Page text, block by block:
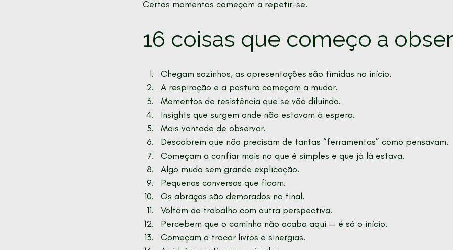
Certos momentos começam a repetir-se.
16 coisas que começo a
Chegam sozinhos, as apresentações são tímidas no início.
A respiração e a postura começam a mudar.
Momentos de resistência que se vão diluindo.
Insights que surgem onde não estavam à espera.
Mais vontade de observar.
Descobrem que não precisam de tantas “ferramentas” como pensavam.
Começam a confiar mais no que é simples e que já lá estava.
Algo muda sem grande explicação.
Pequenas conversas que ficam.
Os abraços são demorados no final.
Voltam ao trabalho com outra perspectiva.
Percebem que o caminho não acaba aqui — é só o início.
Começam a trocar livros e sinergias.